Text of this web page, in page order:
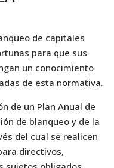
de capitales
para que sus
un conocimiento
de esta normativa.
de un Plan Anual de
de blanqueo y de la
del cual se realicen
directivos,